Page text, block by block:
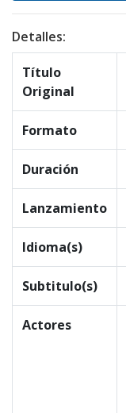
Detalles:
Título
Original
Formato
Duración
Lanzamiento
Idioma(s)
Subtitulo(s)
Actores